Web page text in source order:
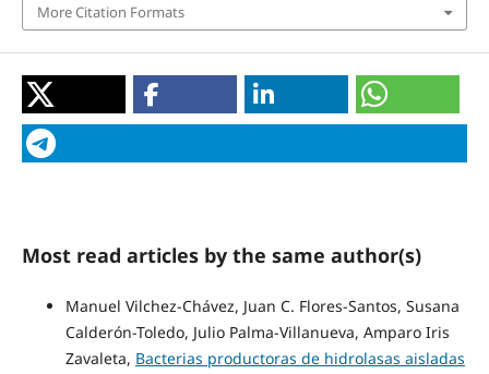
More Citation Formats
Most read articles by the same author(s)
Manuel Vilchez-Chávez, Juan C. Flores-Santos, Susana
Calderón-Toledo, Julio Palma-Villanueva, Amparo Iris
Zavaleta, Bacterias productoras de hidrolasas aisladas